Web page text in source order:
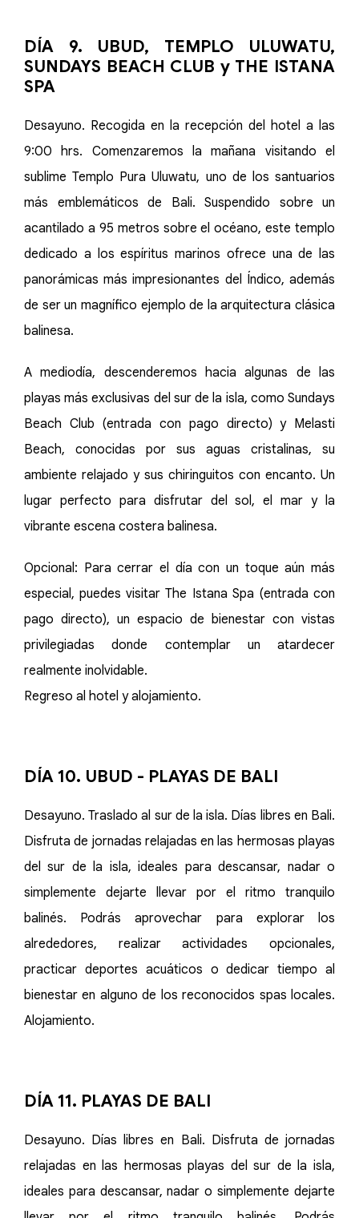
DÍA 9. UBUD, TEMPLO ULUWATU,
SUNDAYS BEACH CLUB y THE ISTANA
SPA
Desayuno. Recogida en la recepción del hotel a las
9:00 hrs. Comenzaremos la mañana visitando el
sublime Templo Pura Uluwatu, uno de los santuarios
más emblemáticos de Bali. Suspendido sobre un
acantilado a 95 metros sobre el océano, este templo
dedicado a los espíritus marinos ofrece una de las
panorámicas más impresionantes del Índico, además
de ser un magnífico ejemplo de la arquitectura clásica
balinesa.
A mediodía, descenderemos hacia algunas de las
playas más exclusivas del sur de la isla, como Sundays
Beach Club (entrada con pago directo) y Melasti
Beach, conocidas por sus aguas cristalinas, su
ambiente relajado y sus chiringuitos con encanto. Un
lugar perfecto para disfrutar del sol, el mar y la
vibrante escena costera balinesa.
Opcional: Para cerrar el día con un toque aún más
especial, puedes visitar The Istana Spa (entrada con
pago directo), un espacio de bienestar con vistas
privilegiadas donde contemplar un atardecer
realmente inolvidable.
Regreso al hotel y alojamiento.
DÍA 10. UBUD - PLAYAS DE BALI
Desayuno. Traslado al sur de la isla. Días libres en Bali.
Disfruta de jornadas relajadas en las hermosas playas
del sur de la isla, ideales para descansar, nadar o
simplemente dejarte llevar por el ritmo tranquilo
balinés. Podrás aprovechar para explorar los
alrededores, realizar actividades opcionales,
practicar deportes acuáticos o dedicar tiempo al
bienestar en alguno de los reconocidos spas locales.
Alojamiento.
DÍA 11. PLAYAS DE BALI
Desayuno. Días libres en Bali. Disfruta de jornadas
relajadas en las hermosas playas del sur de la isla,
ideales para descansar, nadar o simplemente dejarte